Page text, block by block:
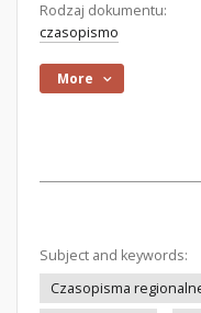
Rodzaj dokumentu:
czasopismo
More
Subject and keywords:
Czasopisma